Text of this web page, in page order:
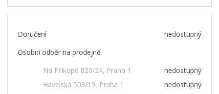
Doručení
nedostupný
Osobní odběr na prodejně
Na Příkopě 820/24, Praha 1
nedostupný
Havelská 503/19, Praha 1
nedostupný